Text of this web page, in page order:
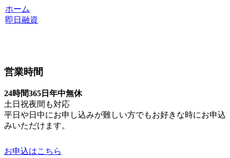
ホーム
即日融資
営業時間
24時間365日年中無休
土日祝夜間も対応
平日や日中にお申し込みが難しい方でもお好きな時にお申込
みいただけます。
お申込はこちら